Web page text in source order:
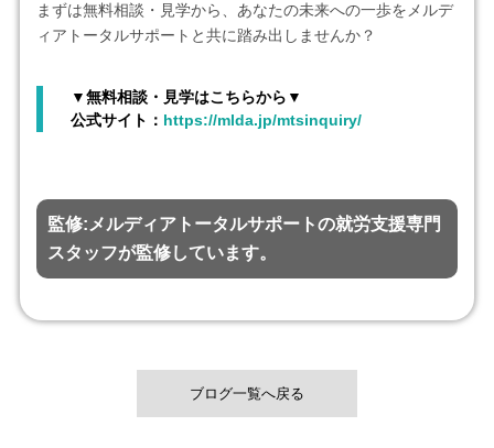
まずは無料相談・見学から、あなたの未来への一歩をメルデ
ィアトータルサポートと共に踏み出しませんか？
▼無料相談・見学はこちらから▼
公式サイト： https://mlda.jp/mtsinquiry/
監修:メルディアトータルサポートの就労支援専門
スタッフが監修しています。
ブログ一覧へ戻る